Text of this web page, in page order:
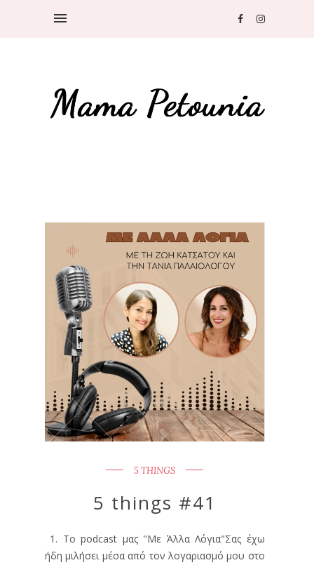
5 THINGS
5 things #41
1. Το podcast μας "Με Άλλα Λόγια"Σας έχω
ήδη μιλήσει μέσα από τον λογαριασμό μου στο